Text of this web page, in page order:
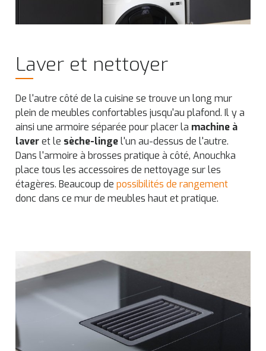
Laver et nettoyer
De l'autre côté de la cuisine se trouve un long mur
plein de meubles confortables jusqu'au plafond. Il y a
ainsi une armoire séparée pour placer la machine à
laveret le sèche-lingel'un au-dessus de l'autre.
Dans l'armoire à brosses pratique à côté, Anouchka
place tous les accessoires de nettoyage sur les
étagères. Beaucoup depossibilités de rangement
donc dans ce mur de meubles haut et pratique.